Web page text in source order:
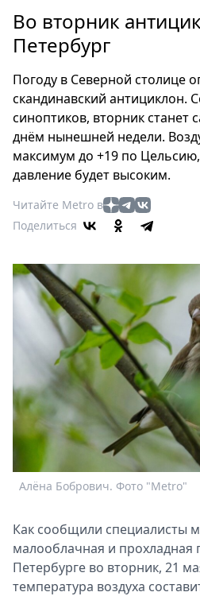
Россия
Мир
Еда
Туризм
Мода
Театр
Кино
Афиша
Книги
Пресс-
релизы
О
Metro
Стримы
Спецпроекты
Звезды
Выборы
2026
Скачай
Metro
Во вторник
Петербург
Погоду в Северной столице
скандинавский антициклон.
синоптиков, вторник
днём нынешней недели.
максимум до +19 по
давление будет высоким.
Читайте Metro в
Поделиться
Алёна Бобрович. Фото "Metro"
Как сообщили специалисты
малооблачная и прохладная
Петербурге во вторник, 21
температура воздуха